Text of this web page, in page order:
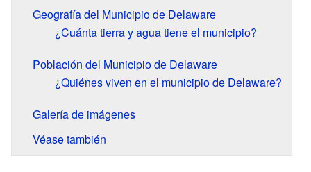
Geografía del Municipio de Delaware
¿Cuánta tierra y agua tiene el municipio?
Población del Municipio de Delaware
¿Quiénes viven en el municipio de Delaware?
Galería de imágenes
Véase también